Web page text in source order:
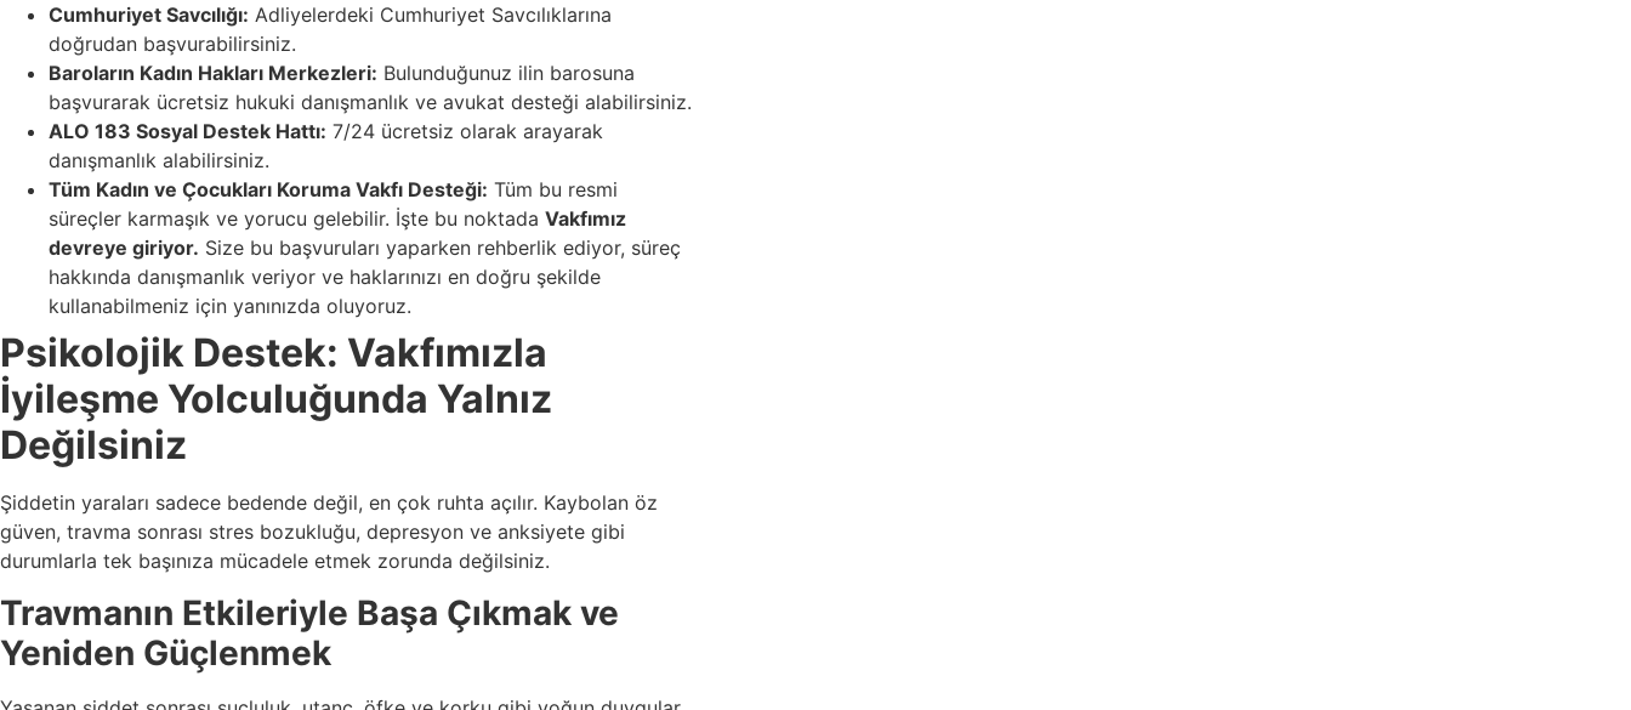
Cumhuriyet Savcılığı: Adliyelerdeki Cumhuriyet Savcılıklarına
doğrudan başvurabilirsiniz.
Baroların Kadın Hakları Merkezleri: Bulunduğunuz ilin barosuna
başvurarak ücretsiz hukuki danışmanlık ve avukat desteği alabilirsiniz.
ALO 183 Sosyal Destek Hattı: 7/24 ücretsiz olarak arayarak
danışmanlık alabilirsiniz.
Tüm Kadın ve Çocukları Koruma Vakfı Desteği: Tüm bu resmi
süreçler karmaşık ve yorucu gelebilir. İşte bu noktada Vakfımız
devreye giriyor. Size bu başvuruları yaparken rehberlik ediyor, süreç
hakkında danışmanlık veriyor ve haklarınızı en doğru şekilde
kullanabilmeniz için yanınızda oluyoruz.
Psikolojik Destek: Vakfımızla
İyileşme Yolculuğunda Yalnız
Değilsiniz
Şiddetin yaraları sadece bedende değil, en çok ruhta açılır. Kaybolan öz
güven, travma sonrası stres bozukluğu, depresyon ve anksiyete gibi
durumlarla tek başınıza mücadele etmek zorunda değilsiniz.
Travmanın Etkileriyle Başa Çıkmak ve
Yeniden Güçlenmek